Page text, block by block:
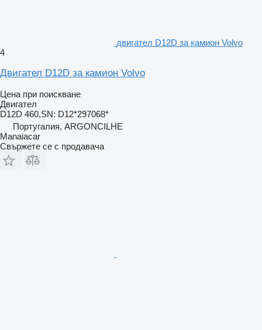
двигател D12D за камион Volvo
4
Двигател D12D за камион Volvo
Цена при поискване
Двигател
D12D 460,SN: D12*297068*
Португалия, ARGONCILHE
Manaiacar
Свържете се с продавача